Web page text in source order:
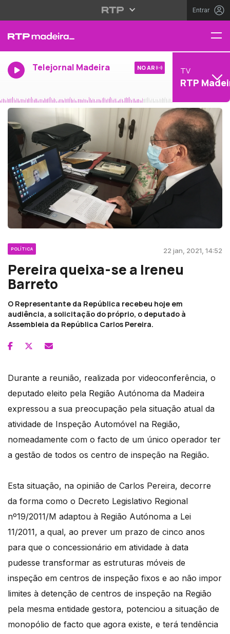
Entrar
Telejornal Madeira NO AR TV
RTP
POLÍTICA 22 jan, 2021, 14:52
Pereira queixa-se a Ireneu
Barreto
O Representante da República recebeu hoje em
audiência, a solicitação do próprio, o deputado à
Assembleia da República Carlos Pereira.
Durante a reunião, realizada por videoconferência, o
deputado eleito pela Região Autónoma da Madeira
expressou a sua preocupação pela situação atual da
atividade de Inspeção Automóvel na Região,
nomeadamente com o facto de um único operador ter
a gestão de todos os centro de inspeção na Região.
Esta situação, na opinião de Carlos Pereira, decorre
da forma como o Decreto Legislativo Regional
nº19/2011/M adaptou à Região Autónoma a Lei
11/2011, a qual, ao prever um prazo de cinco anos
para que o concessionário em atividade à data
pudesse transformar as estruturas móveis de
inspeção em centros de inspeção fixos e ao não impor
limites à detenção de centros de inspeção na Região
pela mesma entidade gestora, potenciou a situação de
monopólio de facto que agora existe, e terá tendência